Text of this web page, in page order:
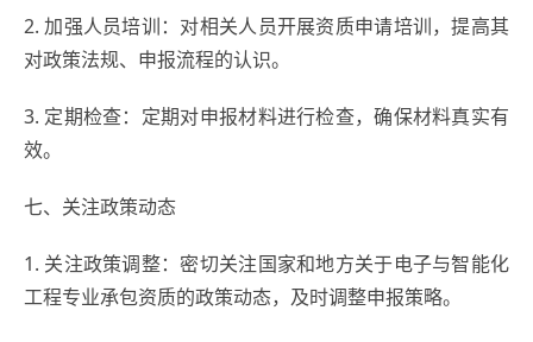
2. 加强人员培训：对相关人员开展资质申请培训，提高其
对政策法规、申报流程的认识。
3. 定期检查：定期对申报材料进行检查，确保材料真实有
效。
七、关注政策动态
1. 关注政策调整：密切关注国家和地方关于电子与智能化
工程专业承包资质的政策动态，及时调整申报策略。